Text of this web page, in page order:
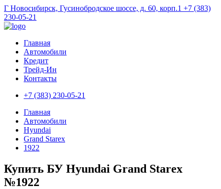
Г Новосибирск, Гусинобродское шоссе, д. 60, корп.1 +7 (383)
230-05-21
Главная
Автомобили
Кредит
Трейд-Ин
Контакты
+7 (383) 230-05-21
Главная
Автомобили
Hyundai
Grand Starex
1922
Купить БУ Hyundai Grand Starex
№1922